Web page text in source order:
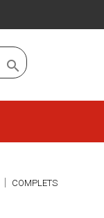

COMPLETS